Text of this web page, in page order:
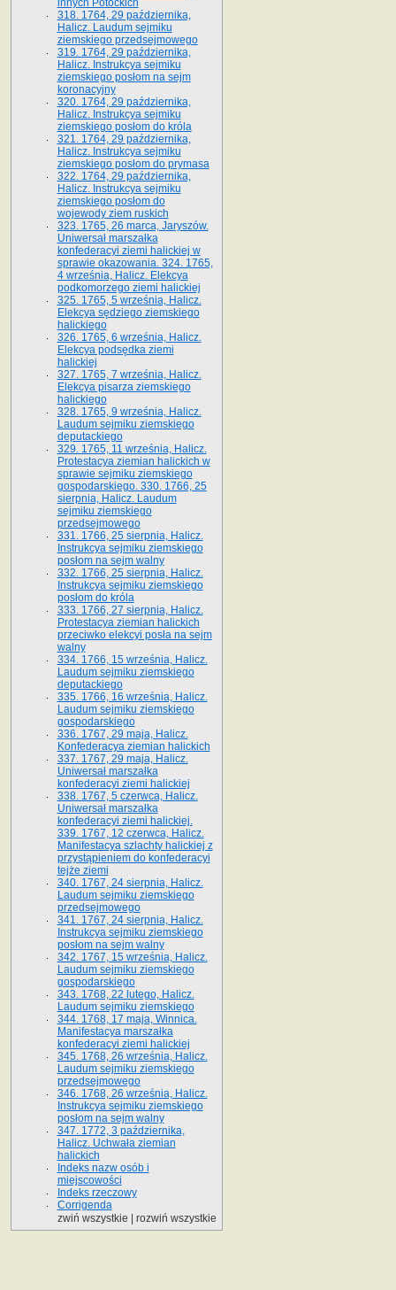
innych Potockich
318. 1764, 29 października,
Halicz. Laudum sejmiku
ziemskiego przedsejmowego
319. 1764, 29 października,
Halicz. Instrukcya sejmiku
ziemskiego posłom na sejm
koronacyjny
320. 1764, 29 października,
Halicz. Instrukcya sejmiku
ziemskiego posłom do króla
321. 1764, 29 października,
Halicz. Instrukcya sejmiku
ziemskiego posłom do prymasa
322. 1764, 29 października,
Halicz. Instrukcya sejmiku
ziemskiego posłom do
wojewody ziem ruskich
323. 1765, 26 marca, Jaryszów.
Uniwersał marszałka
konfederacyi ziemi halickiej w
sprawie okazowania. 324. 1765,
4 września, Halicz. Elekcya
podkomorzego ziemi halickiej
325. 1765, 5 września, Halicz.
Elekcya sędziego ziemskiego
halickiego
326. 1765, 6 września, Halicz.
Elekcya podsędka ziemi
halickiej
327. 1765, 7 września, Halicz.
Elekcya pisarza ziemskiego
halickiego
328. 1765, 9 września, Halicz.
Laudum sejmiku ziemskiego
deputackiego
329. 1765, 11 września, Halicz.
Protestacya ziemian halickich w
sprawie sejmiku ziemskiego
gospodarskiego. 330. 1766, 25
sierpnia, Halicz. Laudum
sejmiku ziemskiego
przedsejmowego
331. 1766, 25 sierpnia, Halicz.
Instrukcya sejmiku ziemskiego
posłom na sejm walny
332. 1766, 25 sierpnia, Halicz.
Instrukcya sejmiku ziemskiego
posłom do króla
333. 1766, 27 sierpnia, Halicz.
Protestacya ziemian halickich
przeciwko elekcyi posła na sejm
walny
334. 1766, 15 września, Halicz.
Laudum sejmiku ziemskiego
deputackiego
335. 1766, 16 września, Halicz.
Laudum sejmiku ziemskiego
gospodarskiego
336. 1767, 29 maja, Halicz.
Konfederacya ziemian halickich
337. 1767, 29 maja, Halicz.
Uniwersał marszałka
konfederacyi ziemi halickiej
338. 1767, 5 czerwca, Halicz.
Uniwersał marszałka
konfederacyi ziemi halickiej.
339. 1767, 12 czerwca, Halicz.
Manifestacya szlachty halickiej z
przystąpieniem do konfederacyi
tejże ziemi
340. 1767, 24 sierpnia, Halicz.
Laudum sejmiku ziemskiego
przedsejmowego
341. 1767, 24 sierpnia, Halicz.
Instrukcya sejmiku ziemskiego
posłom na sejm walny
342. 1767, 15 września, Halicz.
Laudum sejmiku ziemskiego
gospodarskiego
343. 1768, 22 lutego, Halicz.
Laudum sejmiku ziemskiego
344. 1768, 17 maja, Winnica.
Manifestacya marszałka
konfederacyi ziemi halickiej
345. 1768, 26 września, Halicz.
Laudum sejmiku ziemskiego
przedsejmowego
346. 1768, 26 września, Halicz.
Instrukcya sejmiku ziemskiego
posłom na sejm walny
347. 1772, 3 października,
Halicz. Uchwała ziemian
halickich
Indeks nazw osób i
miejscowości
Indeks rzeczowy
Corrigenda
zwiń wszystkie
rozwiń wszystkie